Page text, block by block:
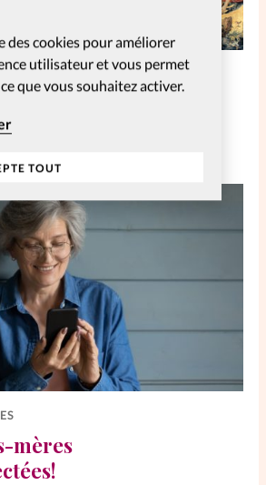
des cookies pour améliorer
utilisateur et vous permet
que vous souhaitez activer.
TOUT
en direct!
mères